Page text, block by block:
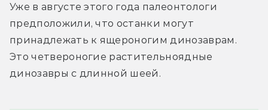
Уже в августе этого года палеонтологи
предположили, что останки могут
принадлежать к ящероногим динозаврам.
Это четвероногие растительноядные
динозавры с длинной шеей.